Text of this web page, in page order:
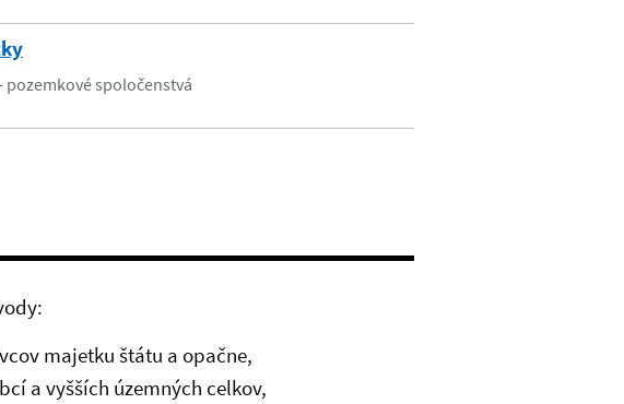
pozemkové spoločenstvá
majetku štátu a opačne,
a vyšších územných celkov,